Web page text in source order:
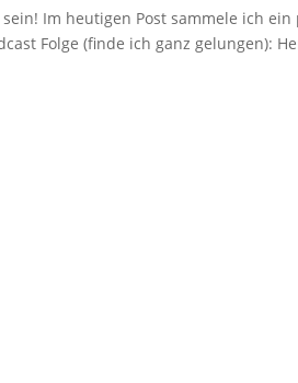
Im heutigen Post sammele ich ein
Folge (finde ich ganz gelungen):